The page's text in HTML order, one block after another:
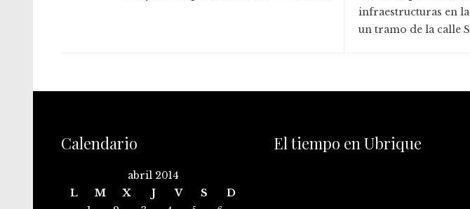
infraestructuras en
un tramo de la calle
Calendario
abril 2014
L
M X J V S
D
El tiempo en Ubrique